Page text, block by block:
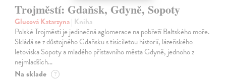
Trojměstí: Gdaňsk, Gdyně, Sopoty
Glucová Katarzyna| Kniha
Polské Trojměstí je jedinečná aglomerace na pobřeží Baltského moře.
Skládá se z důstojného Gdaňsku s tisíciletou historií, lázeňského
letoviska Sopoty a mladého přístavního města Gdyně, jednoho z
nejmladších…
Na sklade ?